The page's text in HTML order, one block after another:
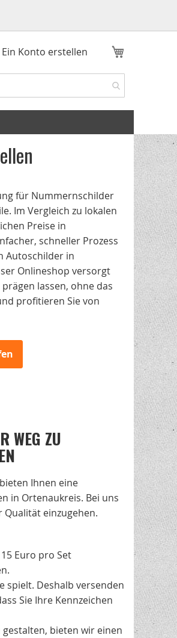
Ein Konto erstellen
für Nummernschilder
Im Vergleich zu lokalen
Preise in
schneller Prozess
Autoschilder in
Onlineshop versorgt
lassen, ohne das
profitieren Sie von
WEG ZU
Ihnen eine
in Ortenaukreis. Bei uns
Qualität einzugehen.
Euro pro Set
spielt. Deshalb versenden
Sie Ihre Kennzeichen
bieten wir einen